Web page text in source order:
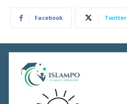
Facebook Twitter